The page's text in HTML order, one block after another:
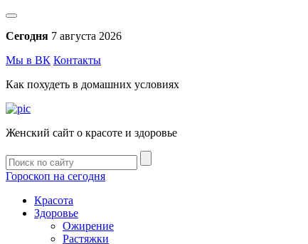
Сегодня 7 августа 2026
Мы в ВК Контакты
Как похудеть в домашних условиях
Женский сайт о красоте и здоровье
Гороскоп на сегодня
Красота
Здоровье
Ожирение
Растяжки